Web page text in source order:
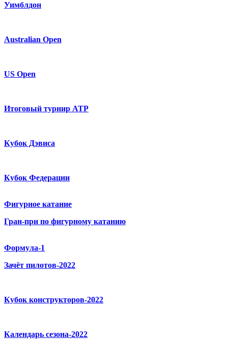
Уимблдон
Australian Open
US Open
Итоговый турнир ATP
Кубок Дэвиса
Кубок Федерации
Фигурное катание
Гран-при по фигурному катанию
Формула-1
Зачёт пилотов-2022
Кубок конструкторов-2022
Календарь сезона-2022